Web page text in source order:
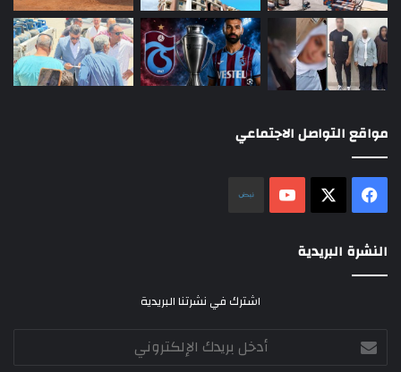
مواقع التواصل الاجتماعي
فيسبوك ‫YouTube
النشرة البريدية
اشترك في نشرتنا البريدية
أدخل
بريدك